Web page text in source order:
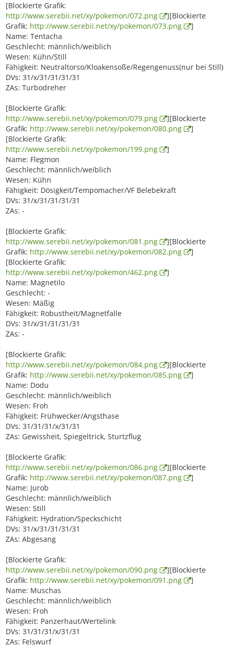
[Blockierte Grafik:
http://www.serebii.net/xy/pokemon/072.png
][Blockierte
Grafik: http://www.serebii.net/xy/pokemon/073.png
]
Name: Tentacha
Geschlecht: männlich/weiblich
Wesen: Kühn/Still
Fähigkeit: Neutraltorso/Kloakensoße/Regengenuss(nur bei Still)
DVs: 31/x/31/31/31/31
ZAs: Turbodreher
[Blockierte Grafik:
http://www.serebii.net/xy/pokemon/079.png
][Blockierte
Grafik: http://www.serebii.net/xy/pokemon/080.png
]
[Blockierte Grafik:
http://www.serebii.net/xy/pokemon/199.png
]
Name: Flegmon
Geschlecht: männlich/weiblich
Wesen: Kühn
Fähigkeit: Dösigkeit/Tempomacher/VF Belebekraft
DVs: 31/x/31/31/31/31
ZAs: -
[Blockierte Grafik:
http://www.serebii.net/xy/pokemon/081.png
][Blockierte
Grafik: http://www.serebii.net/xy/pokemon/082.png
]
[Blockierte Grafik:
http://www.serebii.net/xy/pokemon/462.png
]
Name: Magnetilo
Geschlecht: -
Wesen: Mäßig
Fähigkeit: Robustheit/Magnetfalle
DVs: 31/x/31/31/31/31
ZAs: -
[Blockierte Grafik:
http://www.serebii.net/xy/pokemon/084.png
][Blockierte
Grafik: http://www.serebii.net/xy/pokemon/085.png
]
Name: Dodu
Geschlecht: männlich/weiblich
Wesen: Froh
Fähigkeit: Frühwecker/Angsthase
DVs: 31/31/31/x/31/31
ZAs: Gewissheit, Spiegeltrick, Sturtzflug
[Blockierte Grafik:
http://www.serebii.net/xy/pokemon/086.png
][Blockierte
Grafik: http://www.serebii.net/xy/pokemon/087.png
]
Name: Jurob
Geschlecht: männlich/weiblich
Wesen: Still
Fähigkeit: Hydration/Speckschicht
DVs: 31/x/31/31/31/31
ZAs: Abgesang
[Blockierte Grafik:
http://www.serebii.net/xy/pokemon/090.png
][Blockierte
Grafik: http://www.serebii.net/xy/pokemon/091.png
]
Name: Muschas
Geschlecht: männlich/weiblich
Wesen: Froh
Fähigkeit: Panzerhaut/Wertelink
DVs: 31/31/31/x/31/31
ZAs: Felswurf